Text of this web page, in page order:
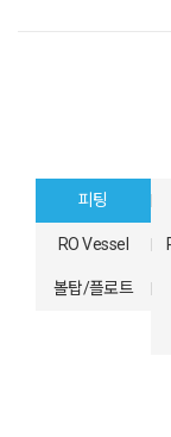
피팅
RO Vessel
볼탑/플로트